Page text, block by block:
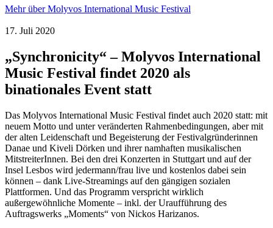
Mehr über Molyvos International Music Festival
17. Juli 2020
„Synchronicity“ – Molyvos International
Music Festival findet 2020 als
binationales Event statt
Das Molyvos International Music Festival findet auch 2020 statt: mit
neuem Motto und unter veränderten Rahmenbedingungen, aber mit
der alten Leidenschaft und Begeisterung der Festivalgründerinnen
Danae und Kiveli Dörken und ihrer namhaften musikalischen
MitstreiterInnen. Bei den drei Konzerten in Stuttgart und auf der
Insel Lesbos wird jedermann/frau live und kostenlos dabei sein
können – dank Live-Streamings auf den gängigen sozialen
Plattformen. Und das Programm verspricht wirklich
außergewöhnliche Momente – inkl. der Uraufführung des
Auftragswerks „Moments“ von Nickos Harizanos.